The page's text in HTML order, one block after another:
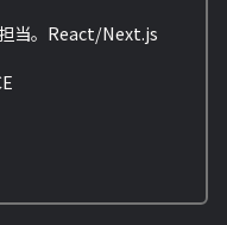
当。React/Next.js